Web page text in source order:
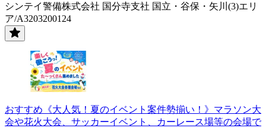
シンテイ警備株式会社 国分寺支社 国立・谷保・矢川(3)エリ
ア/A3203200124
おすすめ《大人気！夏のイベント案件勢揃い！》マラソン大
会や花火大会、サッカーイベント、カーレース場等の会場で